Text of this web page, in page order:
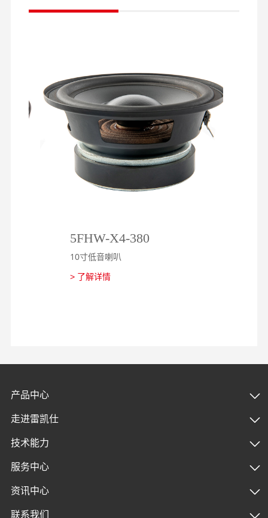
5FHW-X4-380
10寸低音喇叭
> 了解详情
产品中心
走进雷凯仕
技术能力
服务中心
资讯中心
联系我们